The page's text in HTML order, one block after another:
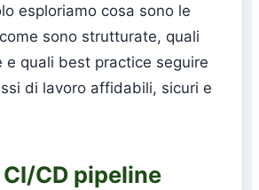
esploriamo cosa sono le
sono strutturate, quali
e quali best practice seguire
di lavoro affidabili, sicuri e
CI/CD pipeline